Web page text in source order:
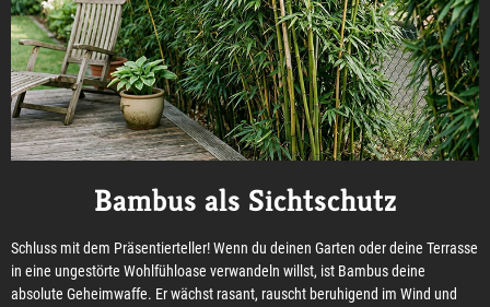
Bambus als Sichtschutz
Schluss mit dem Präsentierteller! Wenn du deinen Garten oder deine Terrasse
in eine ungestörte Wohlfühloase verwandeln willst, ist Bambus deine
absolute Geheimwaffe. Er wächst rasant, rauscht beruhigend im Wind und